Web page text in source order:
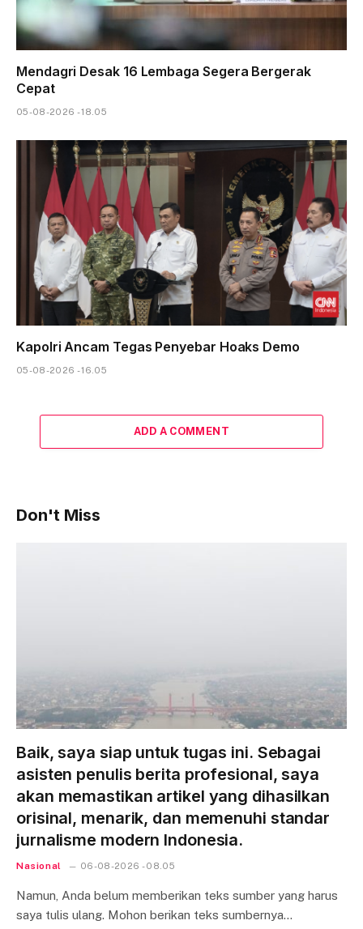
Mendagri Desak 16 Lembaga Segera Bergerak
Cepat
05-08-2026 - 18.05
Kapolri Ancam Tegas Penyebar Hoaks Demo
05-08-2026 - 16.05
ADD A COMMENT
Don't Miss
Baik, saya siap untuk tugas ini. Sebagai
asisten penulis berita profesional, saya
akan memastikan artikel yang dihasilkan
orisinal, menarik, dan memenuhi standar
jurnalisme modern Indonesia.
Nasional 06-08-2026 - 08.05
Namun, Anda belum memberikan teks sumber yang harus
saya tulis ulang. Mohon berikan teks sumbernya…